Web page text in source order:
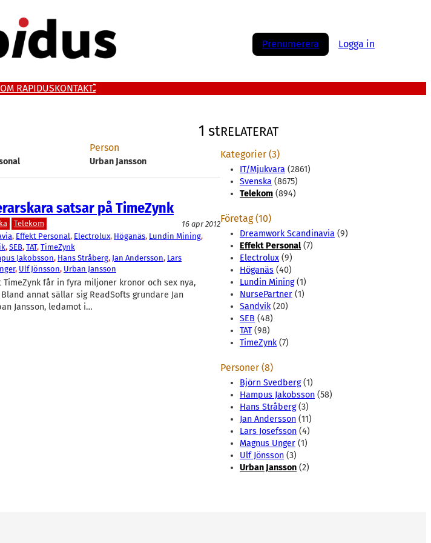
Prenumerera Logga in
OM RAPIDUSKONTAKT
1 st
Person
Urban Jansson
satsar på TimeZynk
Telekom
16 apr 2012
, Effekt Personal, Electrolux, Höganäs, Lundin Mining
, SEB, TAT, TimeZynk
Jakobsson, Hans Stråberg, Jan Andersson, Lars
, Ulf Jönsson, Urban Jansson
får in fyra miljoner kronor och sex nya,
annat sällar sig ReadSofts grundare Jan
Jansson, ledamot i…
RELATERAT
Kategorier (3)
IT/Mjukvara (2861)
Svenska (8675)
Telekom (894)
Företag (10)
Dreamwork Scandinavia (9)
Effekt Personal(7)
Electrolux (9)
Höganäs (40)
Lundin Mining(1)
NursePartner (1)
Sandvik(20)
SEB (48)
TAT(98)
TimeZynk(7)
Personer (8)
Björn Svedberg(1)
Hampus Jakobsson (58)
Hans Stråberg(3)
Jan Andersson (11)
Lars Josefsson (4)
Magnus Unger (1)
Ulf Jönsson (3)
Urban Jansson (2)